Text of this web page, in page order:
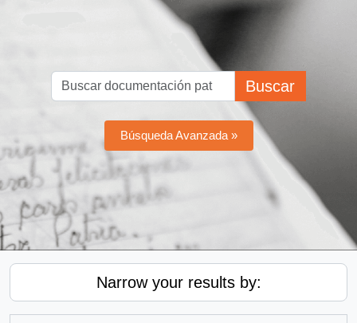
Buscar
Búsqueda Avanzada »
Narrow your results by: